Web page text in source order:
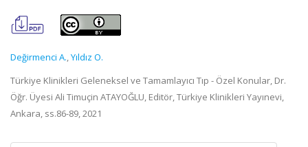
Değirmenci A.,Yıldız O.
Türkiye Klinikleri Geleneksel ve Tamamlayıcı Tıp - Özel Konular, Dr.
Öğr. Üyesi Ali Timuçin ATAYOĞLU, Editör, Türkiye Klinikleri Yayınevi,
Ankara, ss.86-89, 2021